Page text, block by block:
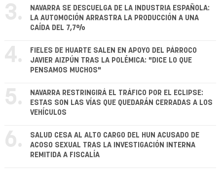
3.
NAVARRA SE DESCUELGA DE LA INDUSTRIA ESPAÑOLA:
LA AUTOMOCIÓN ARRASTRA LA PRODUCCIÓN A UNA
CAÍDA DEL 7,7%
4.
FIELES DE HUARTE SALEN EN APOYO DEL PÁRROCO
JAVIER AIZPÚN TRAS LA POLÉMICA: "DICE LO QUE
PENSAMOS MUCHOS"
5.
NAVARRA RESTRINGIRÁ EL TRÁFICO POR EL ECLIPSE:
ESTAS SON LAS VÍAS QUE QUEDARÁN CERRADAS A LOS
VEHÍCULOS
6.
SALUD CESA AL ALTO CARGO DEL HUN ACUSADO DE
ACOSO SEXUAL TRAS LA INVESTIGACIÓN INTERNA
REMITIDA A FISCALÍA